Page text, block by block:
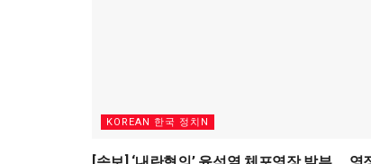
KOREAN 한국 정치N